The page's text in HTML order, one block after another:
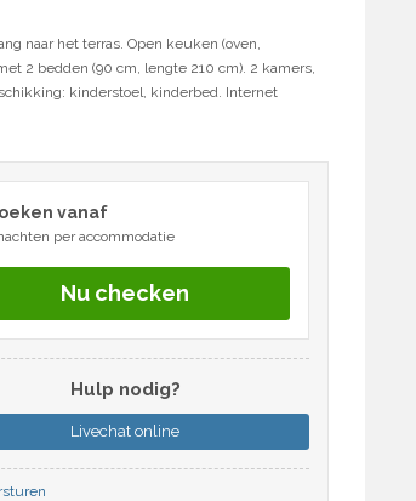
naar het terras. Open keuken (oven,
2 bedden (90 cm, lengte 210 cm). 2 kamers,
kinderstoel, kinderbed. Internet
vanaf
per accommodatie
Nu checken
Hulp nodig?
Livechat online